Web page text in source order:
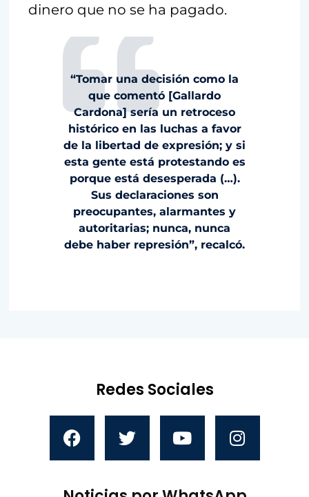
dinero que no se ha pagado.
“Tomar una decisión como la
que comentó [Gallardo
Cardona] sería un retroceso
histórico en las luchas a favor
de la libertad de expresión; y si
esta gente está protestando es
porque está desesperada (…).
Sus declaraciones son
preocupantes, alarmantes y
autoritarias; nunca, nunca
debe haber represión”, recalcó.
Redes Sociales